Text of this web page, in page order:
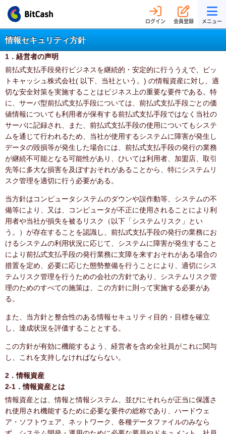
ログイン 会員登録 メニュー
情報セキュリティ方針
1．経営者の声明
前払式支払手段発行ビジネスを継続的・安定的に行ううえで、ビッ
トキャッシュ株式会社( 以下、当社という。) の情報資産に対し、適
切な安全対策を実施することはビジネス上の重要な要件である。特
に、サーバ型前払式支払手段については、前払式支払手段ごとの価
値情報についても利用者が保有する前払式支払手段ではなく当社の
サーバに記録され、また、前払式支払手段の使用についてもシステ
ムを通じて行われるため、当社が使用するシステムに障害が発生し
データの毀損等が発生した場合には、前払式支払手段の発行の業務
が継続不可能となる可能性があり、ひいては利用者、加盟店、取引
先等に多大な損害を及ぼすおそれがあることから、特にシステムリ
スク管理を適切に行う必要がある。
当方針はコンピュータシステムのダウンや誤作動等、システムの不
備等により、又は、コンピュータが不正に使用されることにより利
用者や当社が損失を被るリスク（以下「システムリスク」とい
う。）が存在することを認識し、前払式支払手段の発行の業務にお
けるシステムの利用状況に応じて、システムに障害が発生すること
により前払式支払手段の発行業務に支障を来すおそれがある場合の
措置を定め、必要に応じた態勢整備を行うことにより、適切にシス
テムリスク管理を行うための会社の方針であり、システムリスク管
理のためのすべての施策は、この方針に則って実施する必要があ
る。
また、当方針と整合性のある情報セキュリティ目的・目標を確立
し、達成状況を評価することとする。
この方針が有効に機能するよう、経営者を含め全社員がこれに関与
し、これを支持しなければならない。
2．情報資産
2-1．情報資産とは
情報資産とは、情報と情報システム、並びにそれらが正当に保護さ
れ使用され機能するために必要な要件の総称であり、ハードウェ
ア・ソフトウェア、ネットワーク、各種データファイルのみなら